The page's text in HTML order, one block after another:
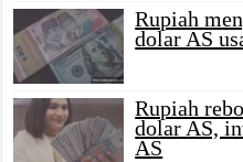
Rupiah
dolar AS
Rupiah
dolar AS,
AS